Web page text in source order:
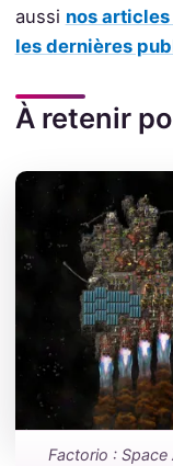
aussi nos
les dernières
À retenir
Factorio :